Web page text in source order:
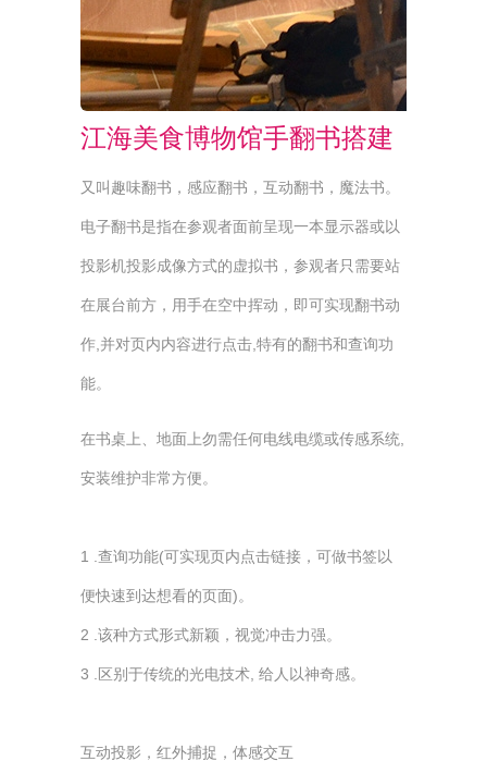
江海美食博物馆手翻书搭建
又叫趣味翻书，感应翻书，互动翻书，魔法书。
电子翻书是指在参观者面前呈现一本显示器或以
投影机投影成像方式的虚拟书，参观者只需要站
在展台前方，用手在空中挥动，即可实现翻书动
作,并对页内内容进行点击,特有的翻书和查询功
能。
在书桌上、地面上勿需任何电线电缆或传感系统,
安装维护非常方便。
1 .查询功能(可实现页内点击链接，可做书签以
便快速到达想看的页面)。
2 .该种方式形式新颖，视觉冲击力强。
3 .区别于传统的光电技术, 给人以神奇感。
互动投影，红外捕捉，体感交互